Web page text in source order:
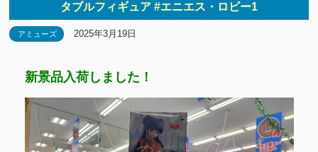
タブルフィギュア #エニエス・ロビー1
アミューズ 2025年3月19日
新景品入荷しました！